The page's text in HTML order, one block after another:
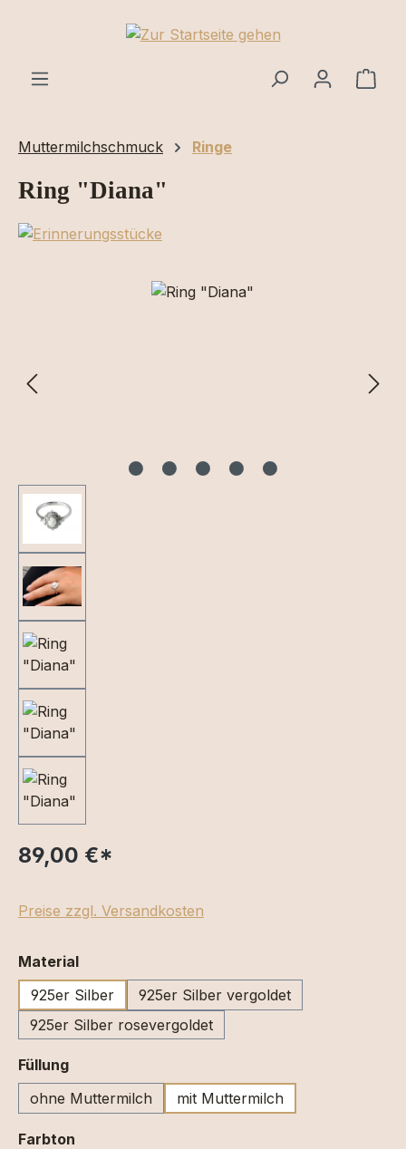
Zum Hauptinhalt springen
Muttermilchschmuck Ringe
Ring "Diana"
Bildergalerie überspringen
89,00 €*
Preise zzgl. Versandkosten
Materialauswählen
925er Silber
925er Silber vergoldet
925er Silber rosevergoldet
Füllungauswählen
ohne Muttermilch
mit Muttermilch
Farbton